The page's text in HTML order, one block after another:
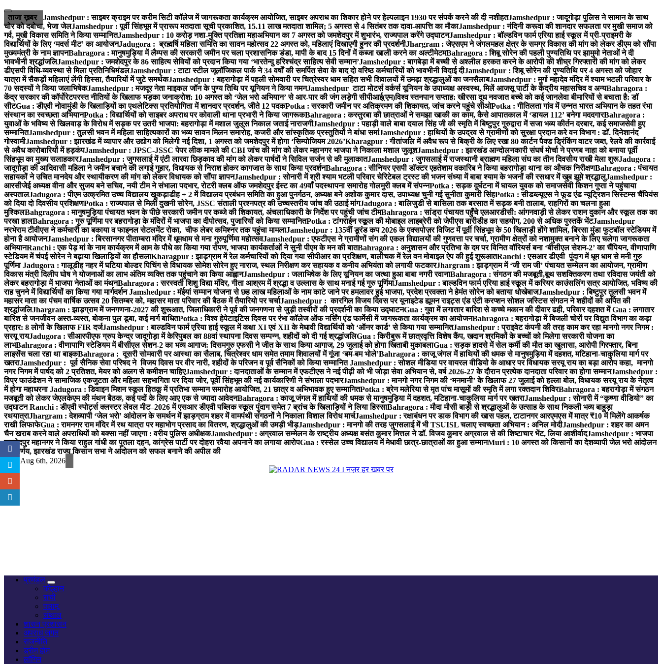
Skip
to
content
ताजा ख़बर Jamshedpur : साइबर क्राइम पर करीम सिटी कॉलेज में जागरूकता कार्यक्रम आयोजित, साइबर अपराध का शिकार होने पर हेल्पलाइन 1930 पर संपर्क करने की दी नशीहतJamshedpur : जादूगोड़ा पुलिस ने सामान के साथ
चोर को दबोचा, भेजा जेलJamshedpur : पूर्वी सिंहभूम में प्रारूप मतदाता सूची प्रकाशित, 15.11 लाख मतदाता शामिल; 5 अगस्त से 4 सितंबर तक दावा-आपत्ति का मौकाJamshedpur : नंदिनी करूवा की शानदार सफलता पर मुखी समाज को
गर्व, मुखी विकास समिति ने किया सम्मानितJamshedpur : 10 करोड़ नशा-मुक्ति प्रतिज्ञा महाअभियान का 7 अगस्त को जमशेदपुर में शुभारंभ, राज्यपाल करेंगे उद्घाटनJamshedpur : बॉल्डविन फार्म एरिया हाई स्कूल में प्री-प्राइमरी के
विद्यार्थियों के लिए ‘मदर्स मीट’ का आयोजनJadugora : ब्रह्मर्षि महिला समिति का सावन महोत्सव 22 अगस्त को, महिलाएं दिखाएगी हुनर की प्रदर्शनीJhargram : जेएसएम ने जंगलमहल क्षेत्र के समग्र विकास की मांग को लेकर डीएम को सौंपा
मुख्यमंत्री के नाम ज्ञापनBahragora : मानुषमुड़िया में लैम्पस की सरकारी जमीन पर चला प्रशासनिक डंडा, मापी के बाद 15 दिनों में कब्जा खाली करने का अल्टीमेटमBahragora : शिबू सोरेन की पहली पुण्यतिथि पर झामुमो नेताओं ने दी
भावभीनी श्रद्धांजलिJamshedpur : जमशेदपुर के 86 साहित्य सेवियों को प्रदान किया गया ‘भारतेन्दु हरिश्चंद्र साहित्य सेवी सम्मान’Jamshedpur : बागबेड़ा में बच्ची से अश्लील हरकत करने के आरोपी की शीघ्र गिरफ्तारी की मांग को लेकर
डीएसपी विधि-व्यवस्था से मिला प्रतिनिधिमंडलJamshedpur : टाटा स्टील जूलॉजिकल पार्क ने 34 वर्षों की समर्पित सेवा के बाद दो वरिष्ठ कर्मचारियों को भावभीनी विदाई दीJamshedpur : शिबू सोरेन की पुण्यतिथि पर 4 अगस्त को जोहार
यात्रा में सैकड़ों महिलाएं लेंगी हिस्सा, तैयारियों में जुटे समर्थकJamshedpur : बहरागोड़ा में पहली सोमवारी पर चित्रेस्वर धाम सहित सभी शिवालयों में उमड़ा श्रद्धालुओं का जनसैलाबJamshedpur : मुर्गा महादेव मंदिर में श्याम भटली परिवार के
70 सदस्यों ने किया जलाभिषेकJamshedpur : मजदूर नेता माइकल जॉन के पुण्य तिथि पर यूनियन ने किया नमनJamshedpur टाटा मोटर्स वर्कर्स यूनियन के उपाध्यक्ष अस्वस्थ, मिलें आजसू पार्टी के केंद्रीय महासचिव व अन्यBahragora :
केंद्र सरकार की कॉर्पोरेटपरस्त नीतियों के खिलाफ भड़का जनाक्रोश: 10 अगस्त को ‘जेल भरो अभियान’ से आर-पार की जंग लड़ेगी सीपीआई(एम)विश्व स्तनपान सप्ताह: खीरसा दूध नवजात बच्चे को कई जानलेवा बीमारियों से बचाता है: डॉ
सीटGua : डीएवी नोवामुंडी के खिलाड़ियों का एथलेटिक्स प्रतियोगिता में शानदार प्रदर्शन, जीते 12 पदकPotka : सरकारी जमीन पर अतिक्रमण की शिकायत, जांच करने पहुंचे सीओPotka : गीतिलता गांव में उन्नत भारत अभियान के तहत रंभा
संस्थान का स्वच्छता अभियानPotka : विद्यार्थियों को साइबर अपराध पर कोवाली थाना प्रभारी ने किया जागरूकBahragora : कस्तुरबा की छात्राओं ने समझा खाकी का काम, कैसे आपातकाल में ‘डायल 112’ बनेगा मददगारBahragora :
युवाओं के भविष्य से खिलवाड़ के विरोध में सड़क पर उतरी भाजपा: बहरागोड़ा में मशाल जुलूस निकाल जताई नाराजगीJamshedpur : पहाड़ी वाले बाबा दयाल सिंह जी की स्मृति में बिष्टुपुर गुरुद्वारा में सजा भव्य कीर्तन दरबार, कई समाजसेवी हुए
सम्मानितJamshedpur : तुलसी भवन में महिला साहित्यकारों का भव्य सावन मिलन समारोह, कजरी और सांस्कृतिक प्रस्तुतियों ने बांधा समांJamshedpur : हाथियों के उपद्रव से ग्रामीणों को सुरक्षा प्रदान करे वन विभाग : डॉ. दिनेशानंद
गोस्वामीJamshedpur : झारखंड में व्यापार और उद्योग को मिलेगी नई दिशा, 1 अगस्त को जमशेदपुर में होगा ‘सिम्पोजियम 2026’Kharagpur : गीतांजलि में अवैध रूप से बिक्री के लिए रखा 80 कार्टन पैक्ड ड्रिंकिंग वाटर जब्त, रेलवे की कार्रवाई
से अवैध कारोबारियों में हड़कंपJamshedpur : JPSC-JSSC पेपर लीक मामले की CBI जांच की मांग को लेकर महानगर भाजपा ने निकाला मशाल जुलूशJamshedpur : झारखंड आन्दोलनकारी संघर्ष मोर्चा ने प्रणब नाहा को बनाया पूर्वी
सिंहभूम का मुख्य सलाहकारJamshedpur : जुगसलाई में एंटी लारवा छिड़काव की मांग को लेकर पार्षदों ने सिविल सर्जन से की मुलाकातJamshedpur : जुगसलाई में राजस्थानी ब्राह्मण महिला संघ का तीन दिवसीय राखी मेला शुरूJadugora :
जादूगोड़ा की आदिवासी महिला ने जमीन बचाने की लगाई गुहार, विधायक से निराश होकर कागजात के साथ किया प्रदर्शनBahragora : सीनियर एसपी डॉक्टर एहतेशाम वकारिब ने किया बहरागोड़ा थाना का औचक निरीक्षणBahragora : पंचायत
सहायकों ने उचित मानदेय और स्थायीकरण की मांग को लेकर विधायक को सौंपा ज्ञापनJamshedpur : सोनारी में श्री श्याम भटली परिवार चेरिटेबल ट्रस्ट की भजन संध्या में बाबा श्याम के भजनों की रसधार में खुब झूमे श्रद्धालुJamshedpur :
आरसीजेई अध्यक्ष वीना और सुजय बने सचिव, नयी टीम ने संभाला पदभार, रोटरी क्लब ऑफ जमशेदपुर ईस्ट का 49वाँ पदस्थापना समारोह गोलमुरी क्लब में संपन्नPotka : सड़क दुर्घटना में घायल युवक को समाजसेवी किशन गुप्ता ने पहुंचाया
अस्पतालJadugora : पीएम उत्क्रमित उच्च विद्यालय खुकड़ाडीह + 2 में विद्यालय प्रबंधन समिति का हुआ पुनर्गठन, अध्यक्ष बने अशोक कुमार दास, उपाध्यक्ष चुनी गई सुनीता कुमारी सिंहPotka : सीडब्ल्यूएस ने फूड एंड न्यूट्रिशन सिस्टम्स चैंपियंस
को दिया दो दिवसीय प्रशिक्षणPotka : राज्यपाल से मिलीं दुखनी सोरेन, JSSC संताली प्रश्नपत्र की उच्चस्तरीय जांच की उठाई मांगJadugora : बालिजुडी से बासिला तक बरसात में सड़क बनी तालाब, राहगिरों का चलना हुआ
मुश्किलBahgragora : मानुषमुड़िया पंचायत भवन के पीछे सरकारी जमीन पर कब्जे की शिकायत, अंचलाधिकारी के निर्देश पर पहुंची जांच टीमBahragora : सांड्रा पंचायत पहुँचे एलआरडीसी: आंगनवाड़ी से लेकर राशन दुकान और स्कूल तक का
परखा हालBahragora : गुरु पूर्णिमा पर बहरागोड़ा के मंदिरों में भाजपा का दीपोत्सव, पुजारियों को किया सम्मानितPotka : टांगराईन स्कूल की मोबाइल लाइब्रेरी को जेपीएस बारीडीह का सहयोग, 200 से अधिक पुस्तकें भेंटJamshedpur
नरभेराम टीवीएस ने कर्मचारी का बकाया व फाइनल सेटलमेंट रोका, चीफ लेबर कमिश्नर तक पहुंचा मामलाJamshedpur : 135वीं डूरंड कप 2026 के एक्सपोज़र विजिट में पूर्वी सिंहभूम के 50 खिलाड़ी होंगे शामिल, बिरसा मुंडा फुटबॉल स्टेडियम में
होना है आयोजनJamshedpur : बिरसानगर पीताम्बरा मंदिर में धूमधाम से मना गुरुपूर्णिमा महोत्सवJamshedpur : एफटीएस ने ग्रामीणों संग की एकल विद्यालयों की गुणवत्ता पर चर्चा, ग्रामीण क्षेत्रों को नशामुक्त बनाने के लिए चलेगा जागरूकता
अभियानRanchi : एक पेड़ मां के नाम कार्यक्रम में आम के पौधे का किया गया रोपण, भाजपा कार्यकर्ताओं ने सुनी पीएम के मन की बातBahragora : अनुशासन और प्रतिभा के दम पर विनित वॉरियर्स बना ‘बीसीएल सेशन-2’ का चैंपियन, वीणापाणि
स्टेडियम में चंपई सोरेन ने बढ़ाया खिलाड़ियों का हौसलाKharagpur : झाड़ग्राम में रेल कर्मचारियों को दिया गया सीपीआर का प्रशिक्षण, बालीचक में रेल वन मोबाइल ऐप की हुई शुरूआतRanchi : एसआर डीएवी पुंदाग में धूम धाम से मनी गुरु
पूर्णिमाJadugora : गालूडीह नहर में घटिया बोल्डर पिचिंग से विधायक सोमेश सोरेन हुए नाराज, स्थल निरीक्षण कर सहायक व कनीय अभियंता को लगायी फटकारJhargram : झाड़ग्राम में ‘जी राम जी’ पंचायत सम्मेलन का आयोजन, ग्रामीण
विकास मंत्री दिलीप घोष ने योजनाओं का लाभ अंतिम व्यक्ति तक पहुंचाने का किया आह्वानJamshedpur : जलाभिषेक के लिए यूनियन का जत्था हुआ बाबा नगरी रवानाBahragora : संगठन की मजबूती,बूथ सशक्तिकरण तथा रविदास जयंती को
लेकर बहरागोड़ा में भाजपा नेताओं का मंथनBahragora : सरस्वती शिशु विद्या मंदिर, गीता आश्रम में श्रद्धा व उल्लास के साथ मनाई गई गुरु पूर्णिमाJamshedpur : बाल्डविन फार्म एरिया हाई स्कूल में करियर काउंसलिंग सत्र आयोजित, भविष्य की
राह चुनने में विद्यार्थियों का किया गया मार्गदर्शनJamshedpur : मंईयां सम्मान योजना से छह लाख महिलाओं के नाम काटे जाने पर हमलावर हुई भाजपा, प्रदेश प्रवक्ता ने हेमंत सोरेन को बताया धोखेबाजJamshedpur : बिष्टुपुर तुलसी भवन में
महासर माता का पंचम वार्षिक उत्सव 20 सितम्बर को, महासर माता परिवार की बैठक में तैयारियो पर चर्चाJamshedpur : कारगिल विजय दिवस पर यूनाइटेड ह्यूमन राइट्स एंड एंटी करप्शन सोशल जस्टिस संगठन ने शहीदों को अर्पित की
श्रद्धांजलिJhargram : झाड़ग्राम में जनगणना-2027 की शुरूआत, जिलाधिकारी ने पूर्व की जनगणना से जुड़ी तस्वीरों की प्रदर्शनी का किया उद्घाटनGua : गुवा में लगातार बारिश से कच्चे मकान की दीवार ढही, परिवार दहशत मेंGua : लगातार
बारिश से जनजीवन अस्त-व्यस्त, बोकना पुल डूबा, कई मार्ग बाधितPotka : विश्व हेपेटाइटिस दिवस पर रंभा कॉलेज ऑफ नर्सिंग एंड फार्मेसी में जागरूकता कार्यक्रम का आयोजनBahragora : बहरागोड़ा में बिजली चोरों पर विद्युत विभाग का कड़ा
प्रहार: 8 लोगों के खिलाफ FIR दर्जJamshedpur : बाल्डविन फार्म एरिया हाई स्कूल में कक्षा XI एवं XII के मेधावी विद्यार्थियों को ‘ऑनर कार्ड’ से किया गया सम्मानितJamshedpur : प्राइवेट कंपनी की तरह काम कर रहा मानगो नगर निगम :
सरयू रायJadugora : सीआरपीएफ ग्रुप केन्द्र जादूगोड़ा में केरिपुबल का 88वां स्थापना दिवस सम्पन्न, शहीदों को दी गई श्रद्धांजलिGua : किरीबुरू में छात्रवृत्ति विशेष कैंप, खदान श्रमिकों के बच्चों को मिलेगा सरकारी योजना का
लाभBahragora : वीणापाणि स्टेडियम में बीसीएल सेशन-2 का भव्य आगाज: दिसमगुरु एफसी ने जीत के साथ किया आगाज, 29 जुलाई को होगा खिताबी मुकाबलाGua : सड़क हादसे में सेल कर्मी की मौत का खुलासा, आरोपी गिरफ्तार, बिना
लाइसेंस चला रहा था बाइकBahragora : दूसरी सोमवारी पर आस्था का सैलाब, चित्रेश्वर धाम समेत तमाम शिवालयों में गूंजा ‘बम-बम भोले’Bahragora : काजू जंगल में हाथियों की धमक से मानुषमुड़िया में दहशत, मटिहाना-चाकुलिया मार्ग पर
खतराJamshedpur : पूर्व सैनिक सेवा परिषद ने विजय दिवस पर वीर नारी, शहीदों के परिजन व पूर्व सैनिकों को किया सम्मानितJamshedpur : सोशल मीडिया पर वायरल वीडियो के आधार पर विधायक सरयू राय का बड़ा आरोप कहा, मानगो
नगर निगम में पार्षद को 2 प्रतिशत, मेयर को अलग से कमीशन चाहिएJamshedpur : दानदाताओं के सम्मान में एफटीएस ने नई पीढ़ी को भी जोड़ा सेवा अभियान से, वर्ष 2026-27 के दौरान प्रत्येक दानदाता परिवार का होगा सम्मानJamshedpur :
विप्र फाउंडेशन ने सामाजिक एकजुटता और महिला सहभागिता पर दिया जोर, पूर्वी सिंहभूम की नई कार्यकारिणी ने संभाला पदभारJamshedpur : मानगो नगर निगम की ‘मनमानी’ के खिलाफ 27 जुलाई को हल्ला बोल, विधायक सरयू राय के नेतृत्व
में होगा महाधरनाJadugora : डिवाइन मिशन स्कूल हितकू में प्रतिभा सम्मान समारोह आयोजित, 21 छात्र व अभिभावक हुए सम्मानितPotka : ब्रेन मलेरिया से मृत पांच मासूमों की स्मृति में लगा रक्तदान शिविरBahragora : बहरागोड़ा में संगठन
मजबूती को लेकर जेएलकेएम की मंथन बैठक, कई पदों के लिए आए एक से ज्यादा आवेदनBahragora : काजू जंगल में हाथियों की धमक से मानुषमुड़िया में दहशत, मटिहाना-चाकुलिया मार्ग पर खतराJamshedpur : सोनारी में “कृष्णा वीडियो” का
उद्घाटनRanchi : डीएवी स्पोर्ट्स क्लस्टर लेवल मीट–2026 में एसआर डीएवी पब्लिक स्कूल पुंदाग समेत 7 ब्रांच के खिलाड़ियों ने लिया हिस्साBahragora : मौदा मौसी बाड़ी से श्रद्धालुओं के उत्साह के साथ निकली भव्य बाहुड़ा
रथयात्राJhargram : देशव्यापी ‘जेल भरो’ आंदोलन के समर्थन में झाड़ग्राम शहर में वामपंथी संगठनों ने निकाला विशाल विरोध मार्चJamshedpur : रक्षाबंधन पर डाक विभाग की खास पहल, टाटानगर आरएमएस में मात्र ₹10 में मिलेंगे आकर्षक
राखी लिफाफेGua : रामनगर राम मंदिर में रथ यात्रा पर महाभोग प्रसाद का वितरण, श्रद्धालुओं की उमड़ी भीड़Jamshedpur : मानगो की तरह जुगसलाई में भी TSUISL चलाए स्वच्छता अभियान : अनिल मोदीJamshedpur : शहर का अमन
चैन खराब करने वाले अपराधियों को बक्सा नहीं जाएगा : वरीय पुलिस अधीक्षकJamshedpur : अग्रवाल सम्मेलन के राष्ट्रीय अध्यक्ष बसंत कुमार मित्तल ने डॉ. विजय कुमार अग्रवाल से की शिष्टाचार भेंट, लिया आशीर्वादJamshedpur : भाजपा
जमशेदपुर महानगर ने किया राहुल गांधी का पुतला दहन, कांग्रेस पार्टी पर दोहरा रवैया अपनाने का लगाया आरोपGua : रस्सेल उच्च विद्यालय में मेधावी छात्र-छात्राओं का हुआ सम्मानMuri : 10 अगस्त को किसानों का देशव्यापी जेल भरो आंदोलन
का निर्णय, झारखंड राज्य किसान सभा ने आंदोलन को सफल बनाने की अपील की
Thu. Aug 6th, 2026
नज़र हर खबर पर
प्रमंडल
कोल्हान
रांची
पलामू
संथाल
शासन प्रशासन
अपराध जगत
राजनीति
ड्रीम होम
लॉगिन